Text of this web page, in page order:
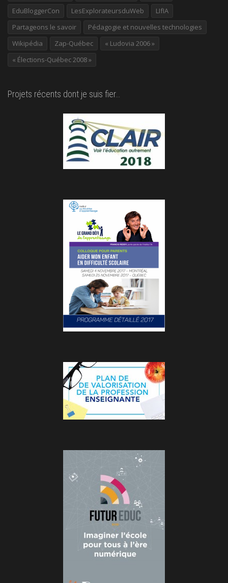
EduBloggerCon
LesExplorateursduWeb
LIfIA
Partageons le savoir
Pédagogie et nouvelles technologies
Wikipédia
Zap-Québec
« Ludovia 2006 »
« Élections-Québec 2008 »
Projets récents dont je suis fier…